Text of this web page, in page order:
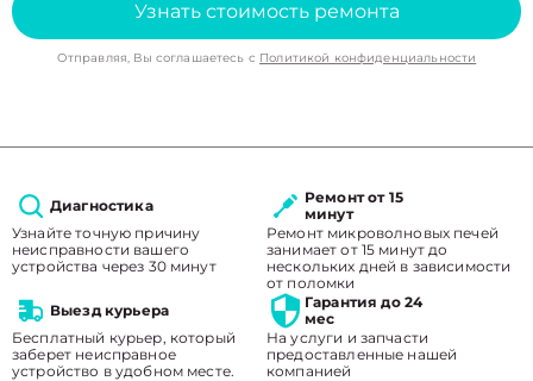
Узнать стоимость ремонта
Отправляя, Вы соглашаетесь с Политикой конфиденциальности
Диагностика
Узнайте точную причину
неисправности вашего
устройства через 30 минут
Ремонт от 15
минут
Ремонт микроволновых печей
занимает от 15 минут до
нескольких дней в зависимости
от поломки
Выезд курьера
Бесплатный курьер, который
заберет неисправное
устройство в удобном месте.
Гарантия до 24
мес
На услуги и запчасти
предоставленные нашей
компанией